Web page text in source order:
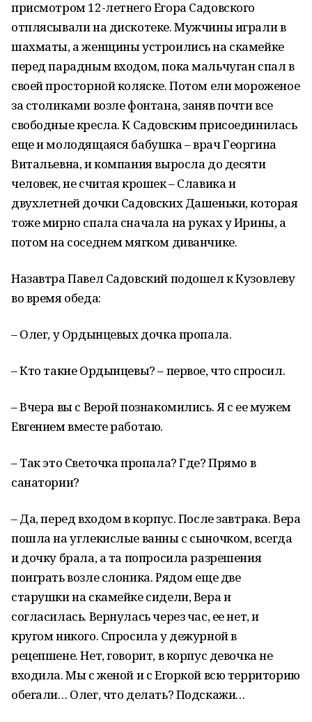
присмотром 12-летнего Егора Садовского
отплясывали на дискотеке. Мужчины играли в
шахматы, а женщины устроились на скамейке
перед парадным входом, пока мальчуган спал в
своей просторной коляске. Потом ели мороженое
за столиками возле фонтана, заняв почти все
свободные кресла. К Садовским присоединилась
еще и молодящаяся бабушка – врач Георгина
Витальевна, и компания выросла до десяти
человек, не считая крошек – Славика и
двухлетней дочки Садовских Дашеньки, которая
тоже мирно спала сначала на руках у Ирины,а
потом на соседнем мягком диванчике.
Назавтра Павел Садовский подошел к Кузовлеву
во время обеда:
– Олег, у Ордынцевых дочка пропала.
– Кто такие Ордынцевы? – первое, что спросил.
– Вчера вы с Верой познакомились. Я с ее мужем
Евгением вместе работаю.
– Так это Светочка пропала? Где? Прямо в
санатории?
– Да, перед входом в корпус. После завтрака. Вера
пошла на углекислые ванны с сыночком, всегда
и дочку брала, а та попросила разрешения
поиграть возле слоника. Рядом еще две
старушки на скамейке сидели, Вера и
согласилась. Вернулась через час, ее нет, и
кругом никого. Спросила у дежурной в
рецепшене. Нет, говорит, в корпус девочка не
входила. Мы с женой и с Егоркой всю территорию
обегали… Олег, что делать? Подскажи…